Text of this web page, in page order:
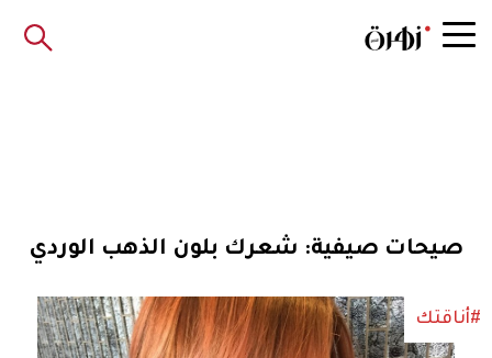
صيحات صيفية: شعرك بلون الذهب الوردي
#أناقتك